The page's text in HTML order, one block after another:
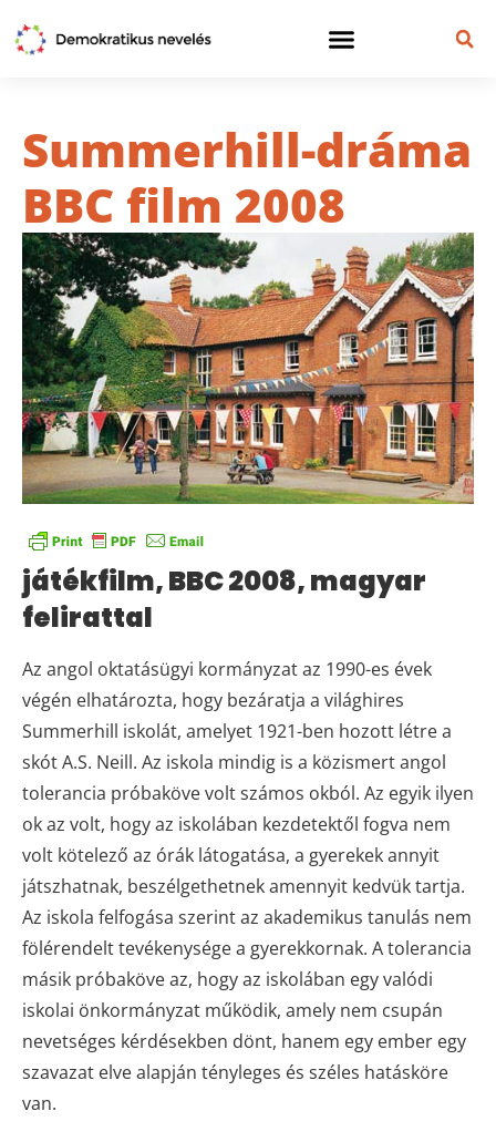
Summerhill-dráma
BBC film 2008
játékfilm, BBC 2008, magyar
felirattal
Az angol oktatásügyi kormányzat az 1990-es évek
végén elhatározta, hogy bezáratja a világhires
Summerhill iskolát, amelyet 1921-ben hozott létre a
skót A.S. Neill. Az iskola mindig is a közismert angol
tolerancia próbaköve volt számos okból. Az egyik ilyen
ok az volt, hogy az iskolában kezdetektől fogva nem
volt kötelező az órák látogatása, a gyerekek annyit
játszhatnak, beszélgethetnek amennyit kedvük tartja.
Az iskola felfogása szerint az akademikus tanulás nem
fölérendelt tevékenysége a gyerekkornak. A tolerancia
másik próbaköve az, hogy az iskolában egy valódi
iskolai önkormányzat működik, amely nem csupán
nevetséges kérdésekben dönt, hanem egy ember egy
szavazat elve alapján tényleges és széles hatásköre
van.